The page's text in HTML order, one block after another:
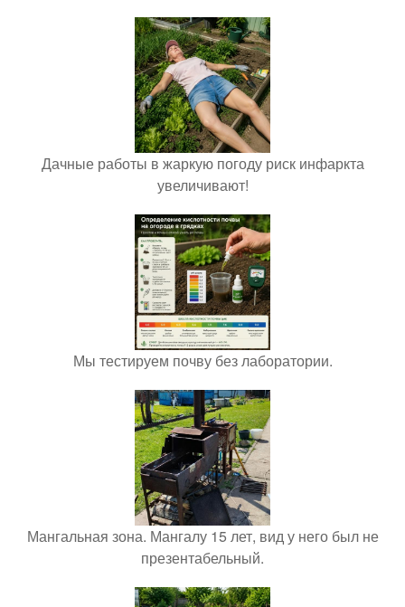
Дачные работы в жаркую погоду риск инфаркта
увеличивают!
Мы тестируем почву без лаборатории.
Мангальная зона. Мангалу 15 лет, вид у него был не
презентабельный.